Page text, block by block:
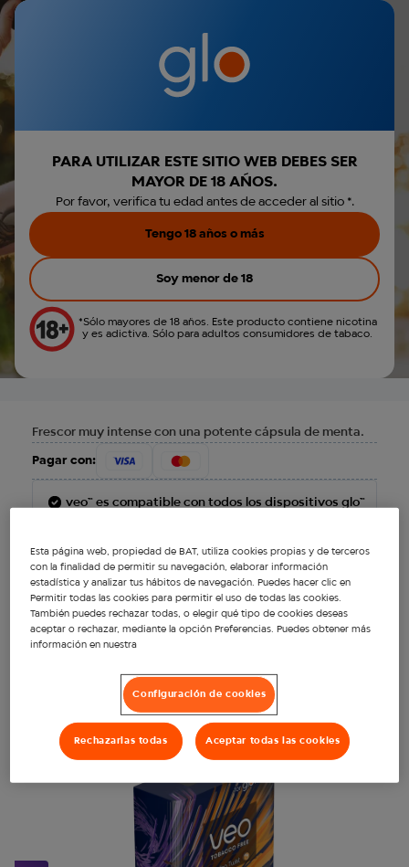
Parece que no has
Crear cuenta
Envio gratis por la compra de Hyper Pro
€4,00
Frescor muy intense con una potente cápsula de menta.
Pagar con:
veo™ es compatible con todos los dispositivos glo™
No encender
20 sticks por paquete
Tube filter
Hojas de Rooibos de alta calidad
Productos recomendados
PARA UTILIZAR ESTE SITIO WEB DEBES SER
MAYOR DE 18 AÑOS.
Por favor, verifica tu edad antes de acceder al sitio *.
Soy menor de 18
Tengo 18 años o más
*Sólo mayores de 18 años. Este producto contiene nicotina
y es adictiva. Sólo para adultos consumidores de tabaco.
Esta página web, propiedad de BAT, utiliza cookies propias y de terceros
con la finalidad de permitir su navegación, elaborar información
estadística y analizar tus hábitos de navegación. Puedes hacer clic en
Permitir todas las cookies para permitir el uso de todas las cookies.
También puedes rechazar todas, o elegir qué tipo de cookies deseas
aceptar o rechazar, mediante la opción Preferencias. Puedes obtener más
información en nuestra
Configuración de cookies
Rechazarlas todas Aceptar todas las cookies